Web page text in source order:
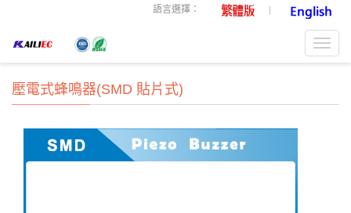
語言選擇：
壓電式蜂鳴器(SMD 貼片式)